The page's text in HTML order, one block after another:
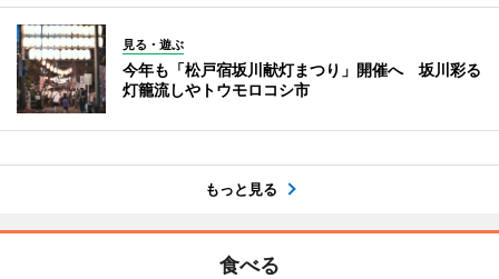
見る・遊ぶ
今年も「松戸宿坂川献灯まつり」開催へ 坂川彩る
灯籠流しやトウモロコシ市
もっと見る
食べる